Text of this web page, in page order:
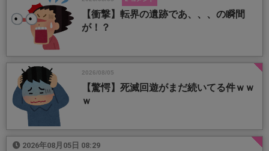
【衝撃】転界の遺跡であ、、、の瞬間
が！？
2026/08/05
【驚愕】死滅回遊がまだ続いてる件ｗｗ
ｗ
2026年08月05日 08:29